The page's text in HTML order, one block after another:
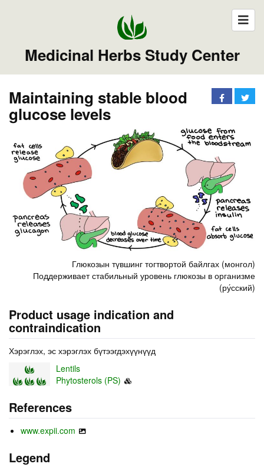
Medicinal Herbs Study Center
Maintaining stable blood
glucose levels
Глюкозын түвшинг тогтвортой байлгах (монгол)
Поддерживает стабильный уровень глюкозы в организме
(ру́сский)
Product usage indication and
contraindication
Хэрэглэх, эс хэрэглэх бүтээгдэхүүнүүд
Lentils
Phytosterols (PS)
References
www.expii.com
Legend